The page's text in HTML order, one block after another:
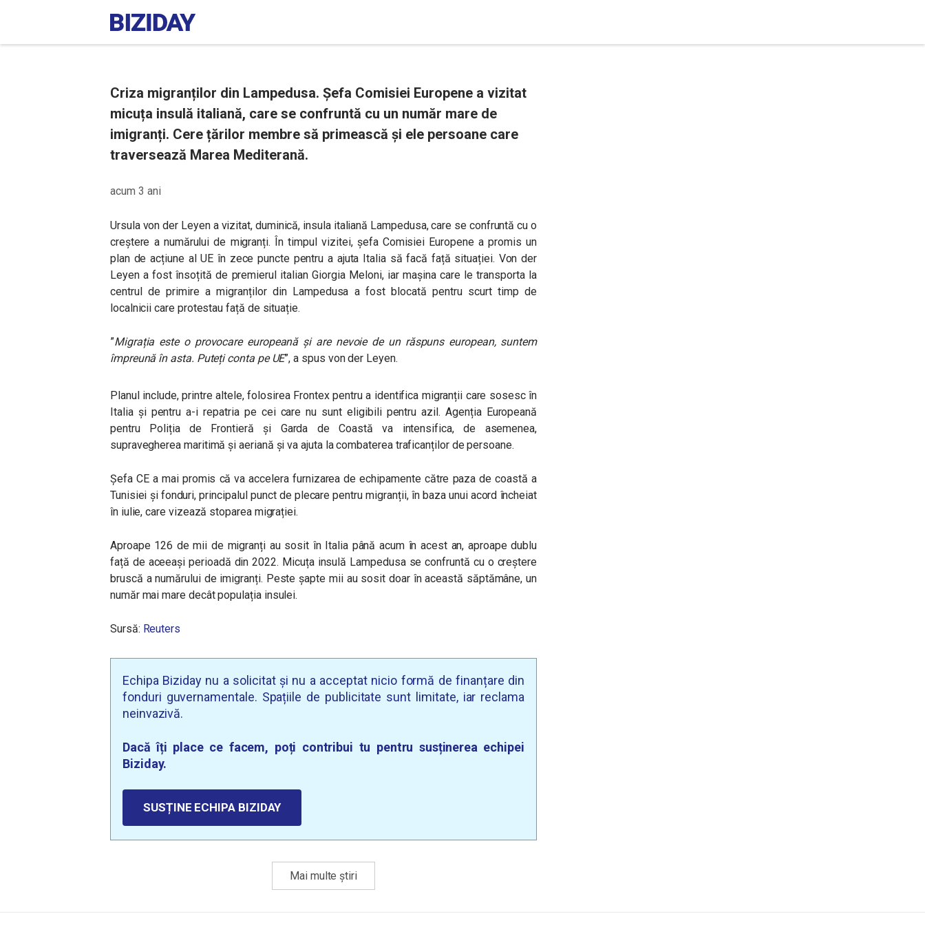
Criza migranților din Lampedusa. Șefa Comisiei Europene a vizitat
micuța insulă italiană, care se confruntă cu un număr mare de
imigranți. Cere țărilor membre să primească și ele persoane care
traversează Marea Mediterană.
acum 3 ani
Ursula von der Leyen a vizitat, duminică, insula italiană Lampedusa, care se confruntă cu o
creștere a numărului de migranți. În timpul vizitei, șefa Comisiei Europene a promis un
plan de acțiune al UE în zece puncte pentru a ajuta Italia să facă față situației. Von der
Leyen a fost însoțită de premierul italian Giorgia Meloni, iar mașina care le transporta la
centrul de primire a migranților din Lampedusa a fost blocată pentru scurt timp de
localnicii care protestau față de situație.
”Migrația este o provocare europeană și are nevoie de un răspuns european, suntem
împreună în asta. Puteți conta pe UE”, a spus von der Leyen.
Planul include, printre altele, folosirea Frontex pentru a identifica migranții care sosesc în
Italia și pentru a-i repatria pe cei care nu sunt eligibili pentru azil.Agenția Europeană
pentru Poliția de Frontieră și Garda de Coastă va intensifica, de asemenea,
supravegherea maritimă și aeriană și va ajuta la combaterea traficanților de persoane.
Șefa CE a mai promis că va accelera furnizarea de echipamente către paza de coastă a
Tunisiei și fonduri, principalul punct de plecare pentru migranții, în baza unui acord încheiat
în iulie, care vizează stoparea migrației.
Aproape 126 de mii de migranți au sosit în Italia până acum în acest an, aproape dublu
față de aceeași perioadă din 2022. Micuța insulă Lampedusa se confruntă cu o creștere
bruscă a numărului de imigranți. Peste șapte mii au sosit doar în această săptămâne, un
număr mai mare decât populația insulei.
Sursă: Reuters
Echipa Biziday nu a solicitat și nu a acceptat nicio formă de finanțare din
fonduri guvernamentale. Spațiile de publicitate sunt limitate, iar reclama
neinvazivă.
Dacă îți place ce facem, poți contribui tu pentru susținerea echipei
Biziday.
SUSȚINE ECHIPA BIZIDAY
Mai multe știri